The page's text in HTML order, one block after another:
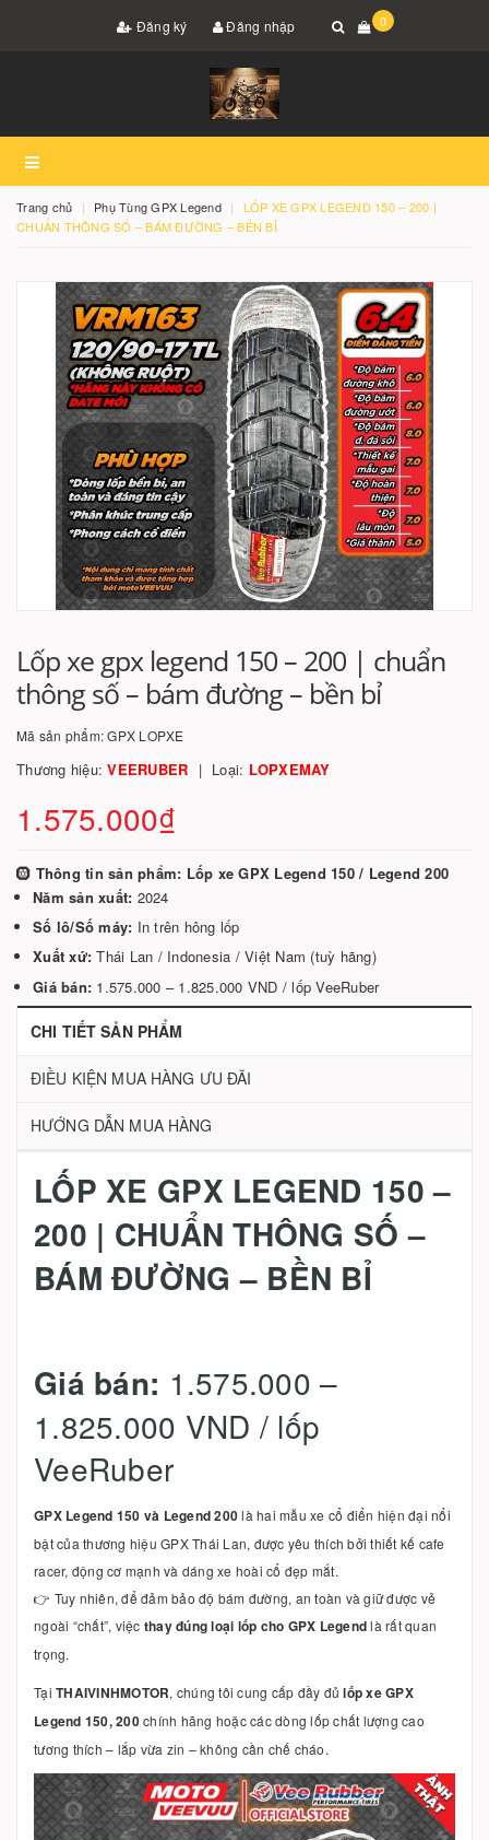
Đăng ký Đăng nhập 0
Trang chủ Phụ Tùng GPX Legend
LỐP XE GPX LEGEND 150 – 200 |
CHUẨN THÔNG SỐ – BÁM ĐƯỜNG – BỀN BỈ
Lốp xe gpx legend 150 – 200 | chuẩn
thông số – bám đường – bền bỉ
Mã sản phẩm:GPX LOPXE
Thương hiệu:VEERUBER Loại: LOPXEMAY
1.575.000₫
🛞 Thông tin sản phẩm: Lốp xe GPX Legend 150 / Legend 200
Năm sản xuất: 2024
Số lô/Số máy: In trên hông lốp
Xuất xứ: Thái Lan / Indonesia / Việt Nam (tuỳ hãng)
Giá bán: 1.575.000 – 1.825.000 VND / lốp VeeRuber
CHI TIẾT SẢN PHẨM
ĐIỀU KIỆN MUA HÀNG ƯU ĐÃI
HƯỚNG DẪN MUA HÀNG
LỐP XE GPX LEGEND 150 –
200 | CHUẨN THÔNG SỐ –
BÁM ĐƯỜNG – BỀN BỈ
Giá bán: 1.575.000 –
1.825.000 VND / lốp
VeeRuber
GPX Legend 150 và Legend 200là hai mẫu xe cổ điển hiện đại nổi
bật của thương hiệu GPX Thái Lan, được yêu thích bởi thiết kế cafe
racer, động cơ mạnh và dáng xe hoài cổ đẹp mắt.
👉 Tuy nhiên, để đảm bảo độ bám đường, an toàn và giữ được vẻ
ngoài “chất”, việc thay đúng loại lốp cho GPX Legendlà rất quan
trọng.
Tại THAIVINHMOTOR, chúng tôi cung cấp đầy đủlốp xe GPX
Legend 150, 200chính hãng hoặc các dòng lốp chất lượng cao
tương thích – lắp vừa zin – không cần chế cháo.